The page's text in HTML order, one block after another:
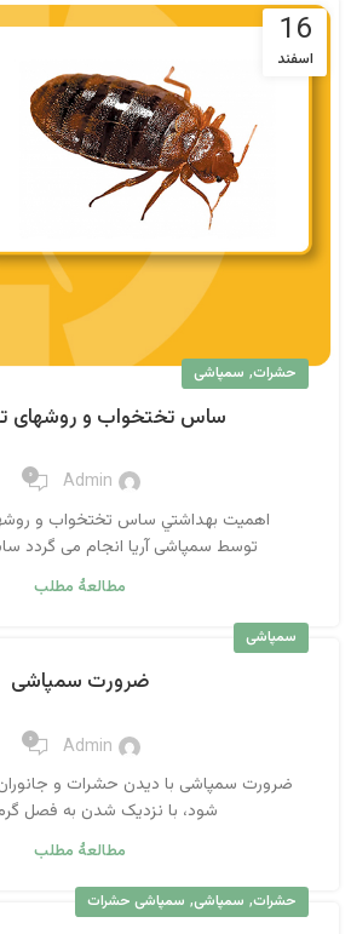
16
اسفند
حشرات, سمپاشی
ساس تختخواب و
Admin ۰
اهميت بهداشتي ساس تختخواب و
توسط سمپاشی آریا انجام می گردد
مطالعهٔ مطلب
سمپاشی
ضرورت سمپاشی
Admin ۰
ضرورت سمپاشی با دیدن حشرات و
شود، با نزدیک شدن به فصل
مطالعهٔ مطلب
حشرات, سمپاشی, سمپاشی حشرات